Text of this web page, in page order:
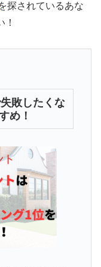
探されているあな
敗したくな
め！